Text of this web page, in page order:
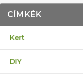
CÍMKÉK
Kert
DIY